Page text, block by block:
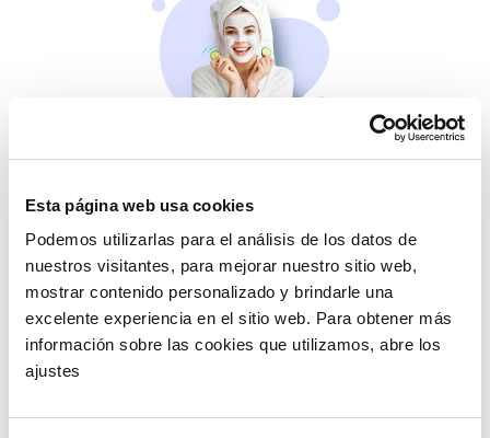
Esta página web usa cookies
Podemos utilizarlas para el análisis de los datos de
nuestros visitantes, para mejorar nuestro sitio web,
mostrar contenido personalizado y brindarle una
excelente experiencia en el sitio web. Para obtener más
información sobre las cookies que utilizamos, abre los
ajustes
Belleza
Si no te mimas tú…